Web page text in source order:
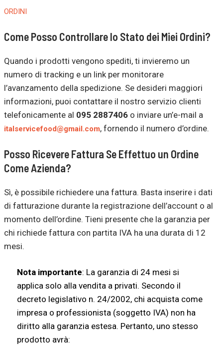
ORDINI
Come Posso Controllare lo Stato dei Miei Ordini?
Quando i prodotti vengono spediti, ti invieremo un
numero di tracking e un link per monitorare
l’avanzamento della spedizione. Se desideri maggiori
informazioni, puoi contattare il nostro servizio clienti
telefonicamente al 095 2887406 o inviare un’e-mail a
italservicefood@gmail.com, fornendo il numero d’ordine.
Posso Ricevere Fattura Se Effettuo un Ordine
Come Azienda?
Sì, è possibile richiedere una fattura. Basta inserire i dati
di fatturazione durante la registrazione dell’account o al
momento dell’ordine. Tieni presente che la garanzia per
chi richiede fattura con partita IVA ha una durata di 12
mesi.
Nota importante: La garanzia di 24 mesi si
applica solo alla vendita a privati. Secondo il
decreto legislativo n. 24/2002, chi acquista come
impresa o professionista (soggetto IVA) non ha
diritto alla garanzia estesa. Pertanto, uno stesso
prodotto avrà: